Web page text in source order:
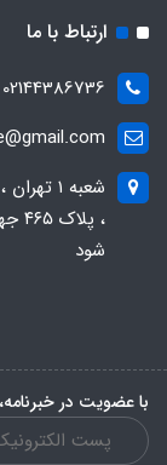
ارتباط با ما
02144386736 / 09195222208
شعبه ۱
،
شود
با عضویت در